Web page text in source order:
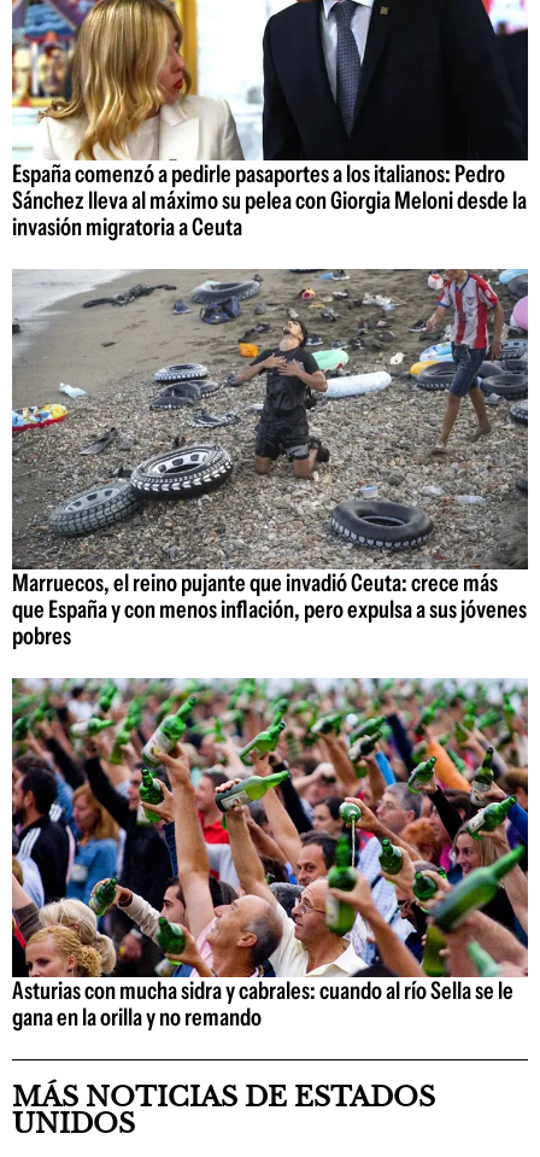
España comenzó a pedirle pasaportes a los italianos: Pedro
Sánchez lleva al máximo su pelea con Giorgia Meloni desde la
invasión migratoria a Ceuta
Marruecos, el reino pujante que invadió Ceuta: crece más
que España y con menos inflación, pero expulsa a sus jóvenes
pobres
Asturias con mucha sidra y cabrales: cuando al río Sella se le
gana en la orilla y no remando
MÁS NOTICIAS DE ESTADOS
UNIDOS